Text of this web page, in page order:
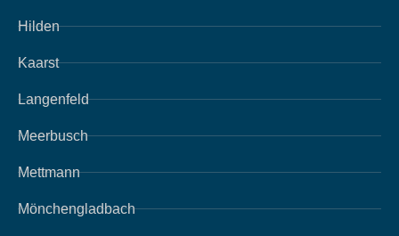
Hilden
Kaarst
Langenfeld
Meerbusch
Mettmann
Mönchengladbach